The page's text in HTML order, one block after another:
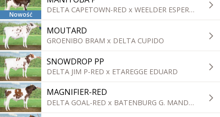
Nowość
DELTA CAPETOWN-RED x WEELDER ESPERANTO
MOUTARD
GROENIBO BRAM x DELTA CUPIDO
SNOWDROP PP
DELTA JIM P-RED x ETAREGGE EDUARD
MAGNIFIER-RED
DELTA GOAL-RED x BATENBURG G. MANDELA